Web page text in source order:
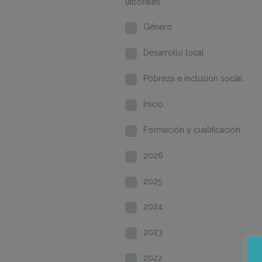
Género
Desarrollo local
Pobreza e inclusión social
Inicio
Formación y cualificación
2026
2025
2024
2023
2022